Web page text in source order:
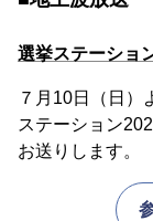
選挙ステーショ
７月10日（日）
ステーション
お送りします。